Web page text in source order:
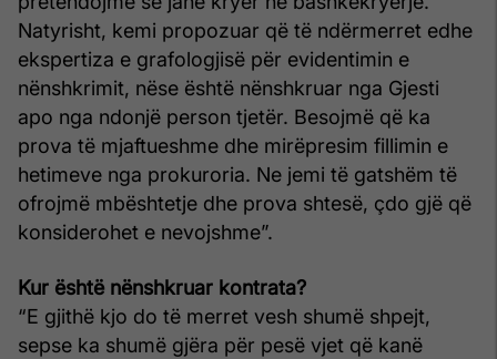
Natyrisht, kemi propozuar që të ndërmerret edhe
ekspertiza e grafologjisë për evidentimin e
nënshkrimit, nëse është nënshkruar nga Gjesti
apo nga ndonjë person tjetër. Besojmë që ka
prova të mjaftueshme dhe mirëpresim fillimin e
hetimeve nga prokuroria. Ne jemi të gatshëm të
ofrojmë mbështetje dhe prova shtesë, çdo gjë që
konsiderohet e nevojshme”.
Kur është nënshkruar kontrata?
“E gjithë kjo do të merret vesh shumë shpejt,
sepse ka shumë gjëra për pesë vjet që kanë